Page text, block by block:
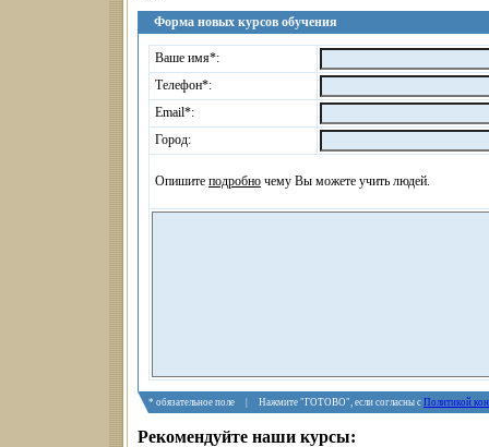
Форма новых курсов обучения
Ваше имя*:
Телефон*:
Email*:
Город:
Опишите подробно чему Вы можете учить людей.
* обязательное поле | Нажмите "ГОТОВО", если согласны с Политикой
Рекомендуйте наши курсы: